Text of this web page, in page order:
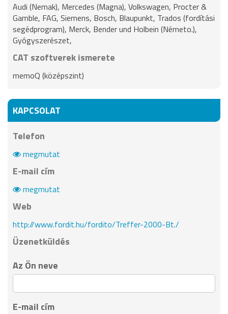
Audi (Nemak), Mercedes (Magna), Volkswagen, Procter &
Gamble, FAG, Siemens, Bosch, Blaupunkt, Trados (fordítási
segédprogram), Merck, Bender und Holbein (Németo.),
Gyógyszerészet,
CAT szoftverek ismerete
memoQ (középszint)
KAPCSOLAT
Telefon
megmutat
E-mail cím
megmutat
Web
http://www.fordit.hu/fordito/Treffer-2000-Bt./
Üzenetküldés
Az Ön neve
E-mail cím